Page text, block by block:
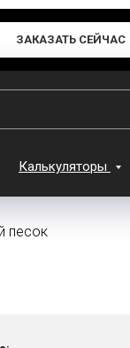
ЗАКАЗАТЬ СЕЙЧАС
Калькуляторы
песок